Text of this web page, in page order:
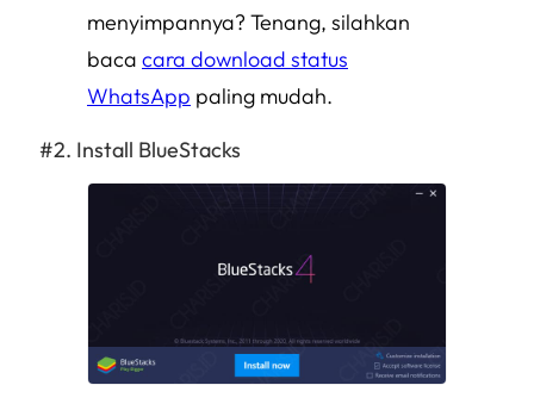
menyimpannya? Tenang, silahkan
baca cara download status
WhatsApp paling mudah.
Install BlueStacks